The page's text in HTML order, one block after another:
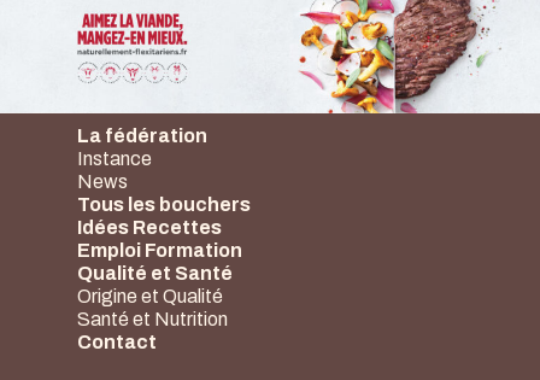
La fédération
Instance
News
Tous les bouchers
Idées Recettes
Emploi Formation
Qualité et Santé
Origine et Qualité
Santé et Nutrition
Contact